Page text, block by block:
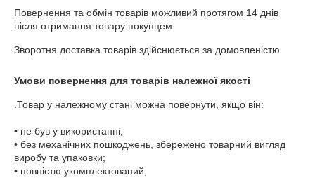
Повернення та обмін товарів можливий протягом 14 днів
після отримання товару покупцем.
Зворотня доставка товарів здійснюється за домовленістю
Умови повернення для товарів належної якості
.Товар у належному стані можна повернути, якщо він:
• не був у використанні;
• без механічних пошкоджень, збережено товарний вигляд
виробу та упаковки;
• повністю укомплектований;